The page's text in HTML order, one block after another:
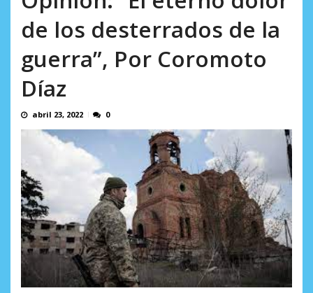
de los desterrados de la
guerra”, Por Coromoto
Díaz
abril 23, 2022 0